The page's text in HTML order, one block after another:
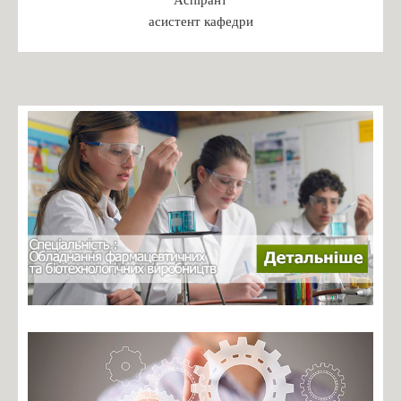
Переддипломна практика
Робочі програми практики 2024
ПРАКТИКА: РЕКОМЕНДАЦІЇ ДО ОРГАНІЗАЦІЇ,
ПРОХОДЖЕННЯ ТА ЗВІТУВАННЯ
БАКАЛАВРСЬКА ПРАКТИКА: РЕКОМЕНДАЦІЇ ДО
ОРГАНІЗАЦІЇ, ПРОХОДЖЕННЯ ТА ЗВІТУВАННЯ
Зустрічі з роботодавцями
Навчальні дисципліни
Каталог вибіркових дисциплін
Навчальні програми дисциплін
Студентські організації
асистент кафедри